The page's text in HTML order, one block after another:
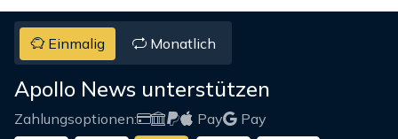
Einmalig Monatlich
Apollo News unterstützen
Zahlungsoptionen: Pay
Pay